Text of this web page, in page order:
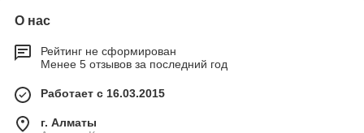
О нас
Рейтинг не сформирован
Менее 5 отзывов за последний год
Работает с 16.03.2015
г. Алматы